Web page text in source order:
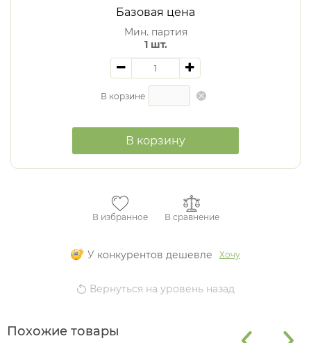
Базовая цена
Мин. партия
1 шт.
В корзине
В корзину
В избранное В сравнение
У конкурентов дешевле Хочу
Вернуться на уровень назад
Похожие товары